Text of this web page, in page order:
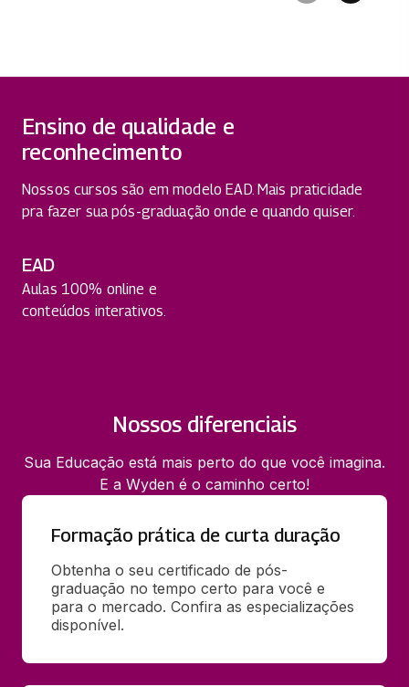
Ensino de qualidade e
reconhecimento
Nossos cursos são em modelo EAD. Mais praticidade
pra fazer sua pós-graduação onde e quando quiser.
EAD
Aulas 100% online e
conteúdos interativos.
Nossos diferenciais
Sua Educação está mais perto do que você imagina.
E a Wyden é o caminho certo!
Formação prática de curta duração
Obtenha o seu certificado de pós-
graduação no tempo certo para você e
para o mercado. Confira as especializações
disponível.